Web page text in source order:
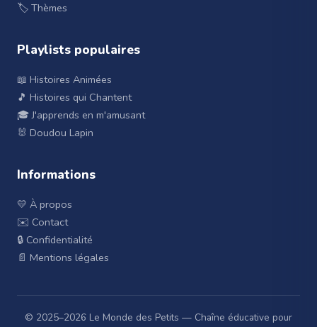
🏷️ Thèmes
Playlists populaires
📖 Histoires Animées
🎵 Histoires qui Chantent
🎓 J'apprends en m'amusant
🐰 Doudou Lapin
Informations
💛 À propos
✉️ Contact
🔒 Confidentialité
📄 Mentions légales
© 2025–2026 Le Monde des Petits — Chaîne éducative pour